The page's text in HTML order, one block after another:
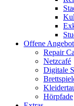
Offene
Repair
Netzcafé
Digitale
Hörpfade